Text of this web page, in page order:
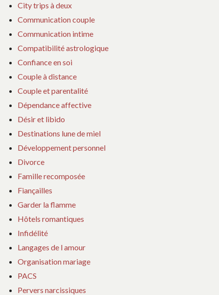
City trips à deux
Communication couple
Communication intime
Compatibilité astrologique
Confiance en soi
Couple à distance
Couple et parentalité
Dépendance affective
Désir et libido
Destinations lune de miel
Développement personnel
Divorce
Famille recomposée
Fiançailles
Garder la flamme
Hôtels romantiques
Infidélité
Langages de l amour
Organisation mariage
PACS
Pervers narcissiques